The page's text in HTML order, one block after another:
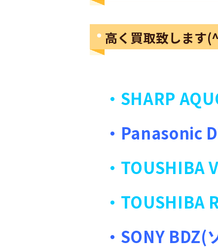
高く買取致します
・SHARP
・Panasonic
・TOUSHIBA
・TOUSHIBA
・SONY BDZ(